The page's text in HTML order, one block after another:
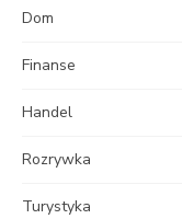
Dom
Finanse
Handel
Rozrywka
Turystyka